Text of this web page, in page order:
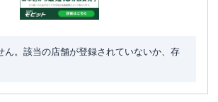
ん。該当の店舗が登録されていないか、存